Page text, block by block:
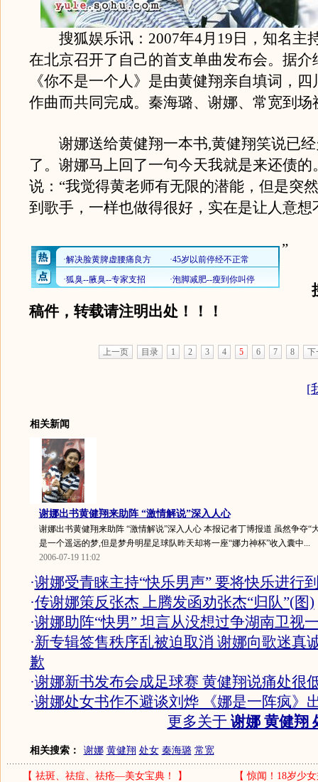
搜狐娱乐讯：2007年4月19日，知名主
在北京召开了自己的首支单曲发布会。据介
《你不是一个人》是由黄健翔亲自填词，
作曲而共同完成。秦海璐、谢娜、常宽到场
谢娜送给黄健翔一本书,黄健翔笑说已经
了。谢娜马上回了一句今天我就是来还债的
说：“我觉得黄老师有无限的潜能，但是突
到歌手，一样也做得很好，实在是让人意想
”
稿件，转载请注明出处！！！
上一页 目录 1 2 3 4 5 6 7 8 下
[
相关新闻
谢娜出书黄健翔来助阵 “激情解说”深入人心
谢娜出书黄健翔来助阵 “激情解说”深入人心 本报记者丁博报道 虽然争夺“
是一个遥远的梦,但是梦舟明星足球队昨天却将一座“娜力神杯”收入囊中...
2006-07-19 11:02
·谢娜受青睐主持“快乐男声” 要将快乐进行
·传谢娜策反张杰 上腾发函劝张杰“归队”(图)
·谢娜助阵“快男” 坦言从没想过争湖南卫视
·新专辑签售秩序乱被迫取消 谢娜向歌迷真
歉
·谢娜新书发布会成足球赛 黄健翔说痛处很
·谢娜处女书作不避谈刘烨 《娜是一阵疯》
更多关于 谢娜 黄健翔
相关搜索： 谢娜 黄健翔 处女 秦海璐 常宽
【 祛斑、祛痘、祛疮—美女宝典！ 】 【惊闻！18岁少